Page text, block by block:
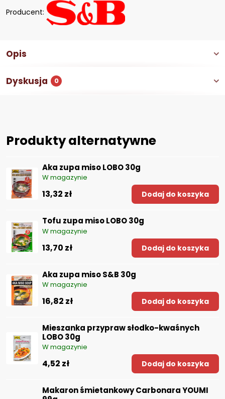
Producent:
Opis
Dyskusja 0
Produkty alternatywne
Aka zupa miso LOBO 30g
W magazynie
13,32 zł Dodaj do koszyka
Tofu zupa miso LOBO 30g
W magazynie
13,70 zł Dodaj do koszyka
Aka zupa miso S&B 30g
W magazynie
16,82 zł Dodaj do koszyka
Mieszanka przypraw słodko-kwaśnych
LOBO 30g
W magazynie
4,52 zł Dodaj do koszyka
Makaron śmietankowy Carbonara YOUMI